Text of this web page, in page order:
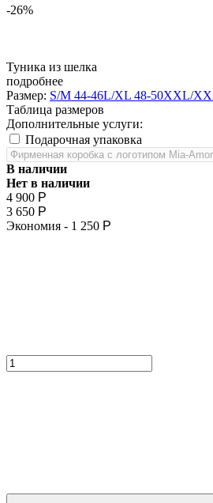
-26%
Туника из шелка
подробнее
Размер: S/M 44-46L/XL 48-50XXL/
Таблица размеров
Дополнительные услуги:
Подарочная упаковка
В наличии
Нет в наличии
4 900 Р
3 650 Р
Экономия - 1 250 Р